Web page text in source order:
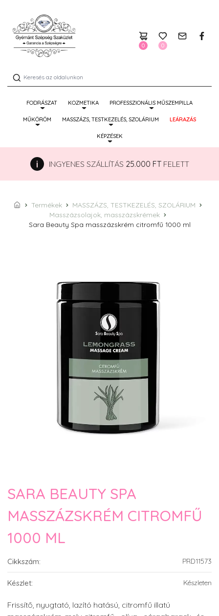
0 0
FODRÁSZAT KOZMETIKA PROFESSZIONÁLIS MŰSZEMPILLA
MŰKÖRÖM MASSZÁZS, TESTKEZELÉS, SZOLÁRIUM LEÁRAZÁS
KÉPZÉSEK
INGYENES SZÁLLÍTÁS 25.000 FTFELETT
Termékek
MASSZÁZS, TESTKEZELÉS, SZOLÁRIUM
Masszázsolajok, masszázskrémek
Sara Beauty Spa masszázskrém citromfű 1000 ml
SARA BEAUTY SPA
MASSZÁZSKRÉM CITROMFŰ
1000 ML
Cikkszám: PRD11573
Készlet: Készleten
Frissítő, nyugtató, lazító hatású, citromfű illatú